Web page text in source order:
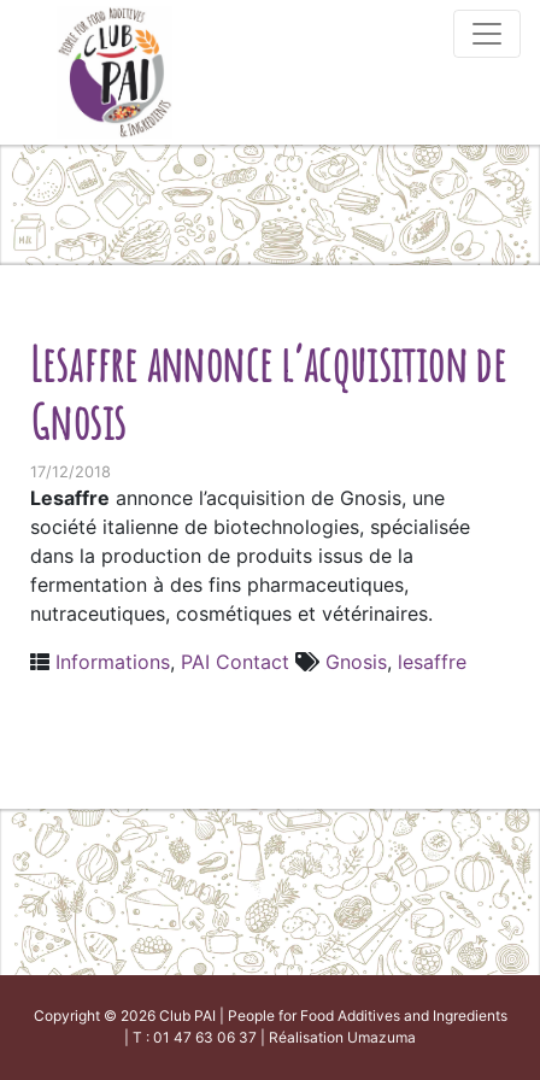
Skip to content
Lesaffre annonce l’acquisition de
Gnosis
17/12/2018
Lesaffre annonce l’acquisition de Gnosis, une
société italienne de biotechnologies, spécialisée
dans la production de produits issus de la
fermentation à des fins pharmaceutiques,
nutraceutiques, cosmétiques et vétérinaires.
Informations, PAI Contact Gnosis, lesaffre
Copyright © 2026 Club PAI | People for Food Additives and Ingredients
| T : 01 47 63 06 37 | Réalisation Umazuma